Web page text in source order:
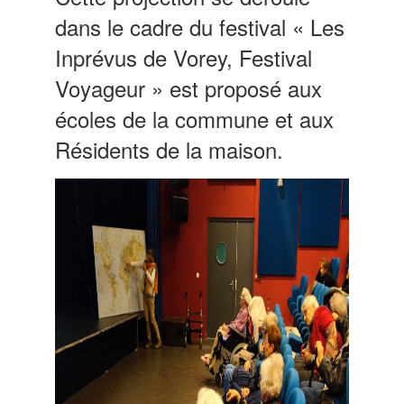
dans le cadre du festival « Les
Inprévus de Vorey, Festival
Voyageur » est proposé aux
écoles de la commune et aux
Résidents de la maison.